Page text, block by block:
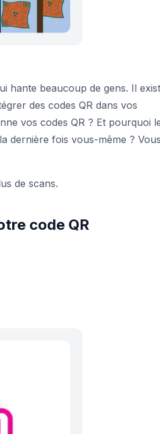
hante beaucoup de gens. Il
des codes QR dans vos
vos codes QR ? Et pourquoi
dernière fois vous-même ? Vous
de scans.
code QR